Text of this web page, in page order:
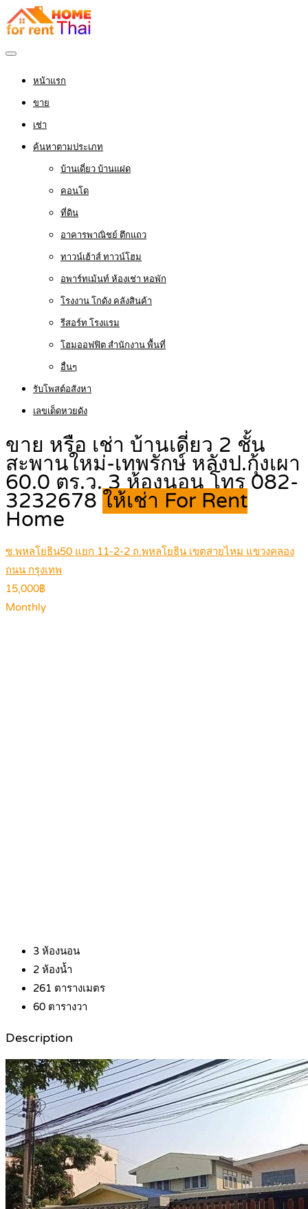
หน้าแรก
ขาย
เช่า
ค้นหาตามประเภท
บ้านเดี่ยว บ้านแฝด
คอนโด
ที่ดิน
อาคารพาณิชย์ ตึกแถว
ทาวน์เฮ้าส์ ทาวน์โฮม
อพาร์ทเม้นท์ ห้องเช่า หอพัก
โรงงาน โกดัง คลังสินค้า
รีสอร์ท โรงแรม
โฮมออฟฟิต สำนักงาน พื้นที่
อื่นๆ
รับโพสต์อสังหา
เลขเด็ดหวยดัง
ขาย หรือ เช่า บ้านเดี่ยว 2 ชั้น
สะพานใหม่-เทพรักษ์ หลังป.กุ้งเผา
60.0 ตร.ว. 3 ห้องนอน โทร 082-
3232678 ให้เช่า For Rent
Home
ซ.พหลโยธิน50 แยก 11-2-2 ถ.พหลโยธิน เขตสายไหม แขวงคลอง
ถนน กรุงเทพ
15,000฿
Monthly
3 ห้องนอน
2 ห้องน้ำ
261 ตารางเมตร
60 ตารางวา
Description